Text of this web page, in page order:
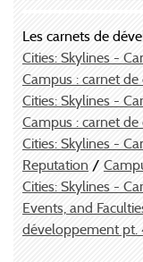
Les carnets de
Cities: Skylines -
Campus : carnet
Cities: Skylines -
Campus : carnet
Cities: Skylines -
Reputation /
Cities: Skylines -
Events, and
développement pt.